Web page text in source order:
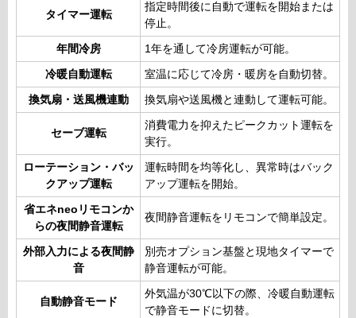
タイマー運転
指定時間後に自動で運転を開始または
停止。
年間冷房 1年を通して冷房運転が可能。
冷暖自動運転 室温に応じて冷房・暖房を自動切替。
換気扇・送風機連動 換気扇や送風機と連動して運転可能。
セーブ運転
消費電力を抑えたピークカット運転を
実行。
ローテーション・バッ
クアップ運転
運転時間を均等化し、異常時はバック
アップ運転を開始。
省エネneoリモコンか
らの夜間静音運転
夜間静音運転をリモコンで簡単設定。
外部入力による夜間静
音
別売オプション基盤と現地タイマーで
静音運転が可能。
自動静音モード
外気温が30℃以下の際、冷暖自動運転
で静音モードに切替。